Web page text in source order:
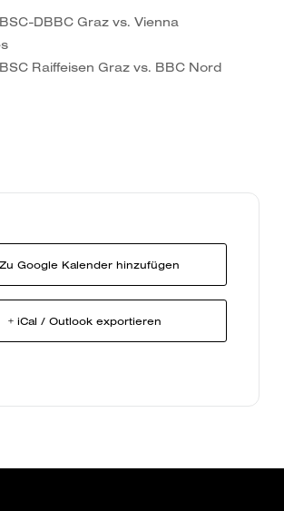
DBBC Graz vs. Vienna
Raiffeisen Graz vs. BBC Nord
Google Kalender hinzufügen
+ iCal / Outlook exportieren